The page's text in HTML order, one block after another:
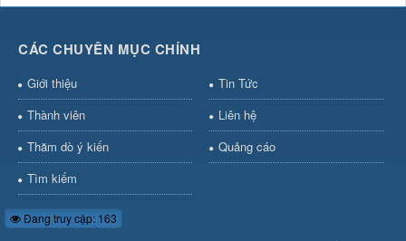
CÁC CHUYÊN MỤC CHÍNH
Giới thiệu
Tin Tức
Thành viên
Liên hệ
Thăm dò ý kiến
Quảng cáo
Tìm kiếm
Đang truy cập: 163